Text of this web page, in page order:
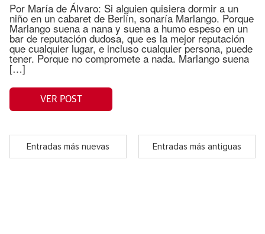
Por María de Álvaro: Si alguien quisiera dormir a un
niño en un cabaret de Berlín, sonaría Marlango. Porque
Marlango suena a nana y suena a humo espeso en un
bar de reputación dudosa, que es la mejor reputación
que cualquier lugar, e incluso cualquier persona, puede
tener. Porque no compromete a nada. Marlango suena
[…]
VER POST
Entradas más nuevas Entradas más antiguas